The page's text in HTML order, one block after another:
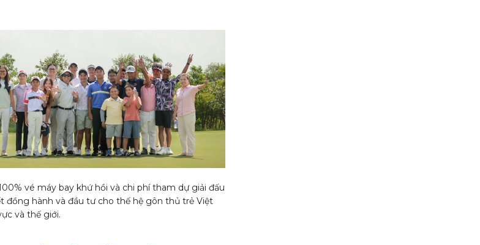
vé máy bay khứ hồi và chi phí tham dự giải đấu
đồng hành và đầu tư cho thế hệ gôn thủ trẻ Việt
và thế giới.